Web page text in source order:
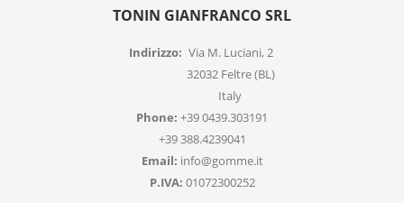
TONIN GIANFRANCO SRL
Indirizzo: Via M. Luciani, 2
32032 Feltre (BL)
Italy
Phone: +39 0439.303191
+39 388.4239041
Email: info@gomme.it
P.IVA: 01072300252